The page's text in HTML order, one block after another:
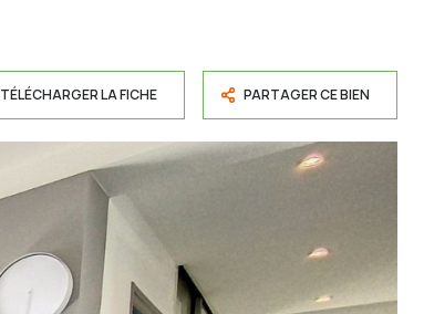
TÉLÉCHARGER LA FICHE PARTAGER CE BIEN